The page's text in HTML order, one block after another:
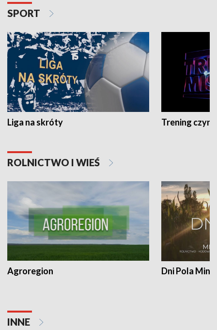
SPORT
Liga na skróty Trening czyni
ROLNICTWO I WIEŚ
Agroregion Dni Pola
INNE